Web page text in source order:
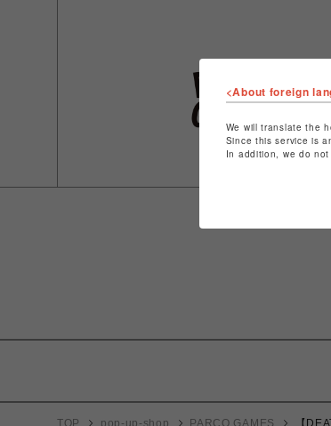
TOP pop-up-shop PARCO GAMES 【
<About foreign
We will translate the
Since this service is
In addition, we do